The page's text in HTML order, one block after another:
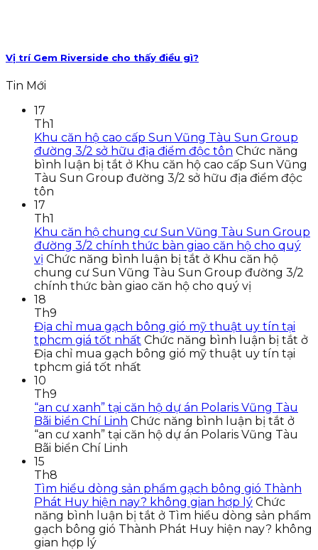
Vị trí Gem Riverside cho thấy điều gì?
Tin Mới
17
Th1
Khu căn hộ cao cấp Sun Vũng Tàu Sun Group
đường 3/2 sở hữu địa điểm độc tôn Chức năng
bình luận bị tắt ở Khu căn hộ cao cấp Sun Vũng
Tàu Sun Group đường 3/2 sở hữu địa điểm độc
tôn
17
Th1
Khu căn hộ chung cư Sun Vũng Tàu Sun Group
đường 3/2 chính thức bàn giao căn hộ cho quý
vị Chức năng bình luận bị tắt ở Khu căn hộ
chung cư Sun Vũng Tàu Sun Group đường 3/2
chính thức bàn giao căn hộ cho quý vị
18
Th9
Địa chỉ mua gạch bông gió mỹ thuật uy tín tại
tphcm giá tốt nhất Chức năng bình luận bị tắt ở
Địa chỉ mua gạch bông gió mỹ thuật uy tín tại
tphcm giá tốt nhất
10
Th9
“an cư xanh” tại căn hộ dự án Polaris Vũng Tàu
Bãi biển Chí Linh Chức năng bình luận bị tắt ở
“an cư xanh” tại căn hộ dự án Polaris Vũng Tàu
Bãi biển Chí Linh
15
Th8
Tìm hiểu dòng sản phẩm gạch bông gió Thành
Phát Huy hiện nay? không gian hợp lý Chức
năng bình luận bị tắt ở Tìm hiểu dòng sản phẩm
gạch bông gió Thành Phát Huy hiện nay? không
gian hợp lý